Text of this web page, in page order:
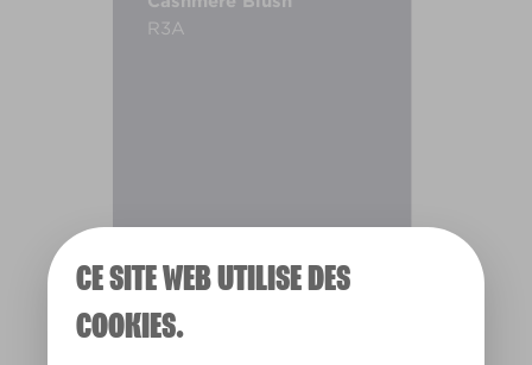
CE SITE WEB UTILISE DES
COOKIES.
R3A